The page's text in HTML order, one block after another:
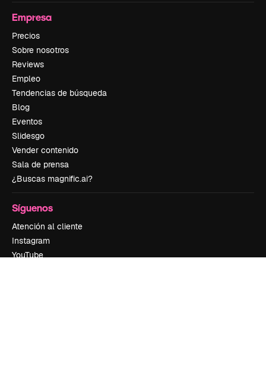
Empresa
Precios
Sobre nosotros
Reviews
Empleo
Tendencias de búsqueda
Blog
Eventos
Slidesgo
Vender contenido
Sala de prensa
¿Buscas magnific.ai?
Síguenos
Atención al cliente
Instagram
YouTube